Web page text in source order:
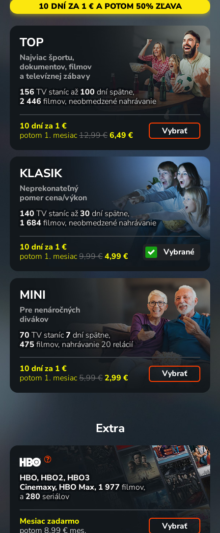
10 DNÍ ZA 1 € A POTOM 50% ZĽAVA
TOP
Najviac športu,
dokumentov, filmov
a televíznej zábavy
156 TV staníc až 100 dní spätne
2 446 filmov neobmedzené nahrávanie
10 dní za 1 €
potom 1. mesiac12,99 €6,49 € Vybrať
KLASIK
Neprekonateľný
pomer cena/výkon
140 TV staníc až30 dní spätne
1 684filmov neobmedzené nahrávanie
10 dní za 1 €
potom 1. mesiac9,99 €4,99 € Vybrané
MINI
Pre nenáročných
divákov
70 TV staníc7 dní spätne
475 filmov nahrávanie 20 relácií
10 dní za 1 €
potom 1. mesiac5,99 € 2,99 € Vybrať
Extra
HBO, HBO2, HBO3
Cinemaxy, HBO Max 1 977 filmov
a 280 seriálov
Mesiac zadarmo
potom 8,99 € mes.
Vybrať